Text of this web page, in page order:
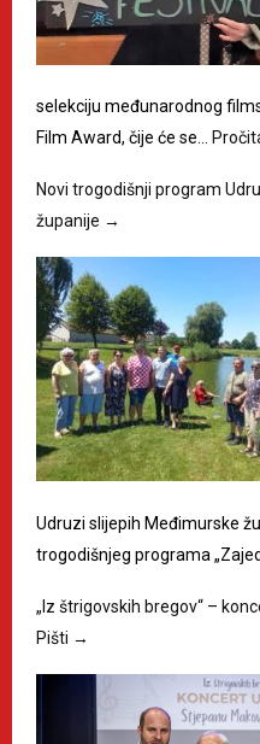
selekciju međunarodnog
Film Award, čije će se…
Novi trogodišnji program
županije →
Udruzi slijepih Međimurske
trogodišnjeg programa
„Iz štrigovskih bregov“ –
Pišti →